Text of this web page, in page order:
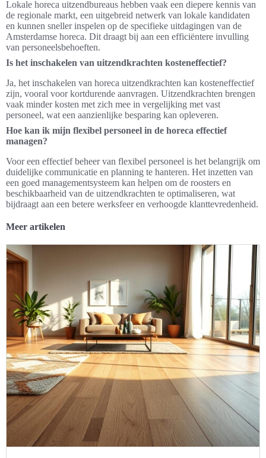
Lokale horeca uitzendbureaus hebben vaak een diepere kennis van
de regionale markt, een uitgebreid netwerk van lokale kandidaten
en kunnen sneller inspelen op de specifieke uitdagingen van de
Amsterdamse horeca. Dit draagt bij aan een efficiëntere invulling
van personeelsbehoeften.
Is het inschakelen van uitzendkrachten kosteneffectief?
Ja, het inschakelen van horeca uitzendkrachten kan kosteneffectief
zijn, vooral voor kortdurende aanvragen. Uitzendkrachten brengen
vaak minder kosten met zich mee in vergelijking met vast
personeel, wat een aanzienlijke besparing kan opleveren.
Hoe kan ik mijn flexibel personeel in de horeca effectief
managen?
Voor een effectief beheer van flexibel personeel is het belangrijk om
duidelijke communicatie en planning te hanteren. Het inzetten van
een goed managementsysteem kan helpen om de roosters en
beschikbaarheid van de uitzendkrachten te optimaliseren, wat
bijdraagt aan een betere werksfeer en verhoogde klanttevredenheid.
Meer artikelen